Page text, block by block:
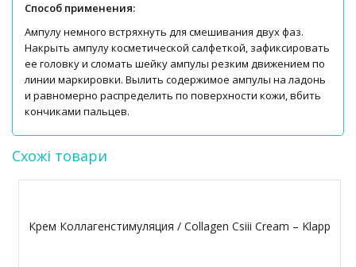
Способ применения:
Ампулу немного встряхнуть для смешивания двух фаз.
Накрыть ампулу косметической салфеткой, зафиксировать
ее головку и сломать шейку ампулы резким движением по
линии маркировки. Вылить содержимое ампулы на ладонь
и равномеpно распределить по поверхности кожи, вбить
кончиками пальцев.
Схожі товари
Крем Коллагенстимуляция / Collagen Csiii Cream – Klapp